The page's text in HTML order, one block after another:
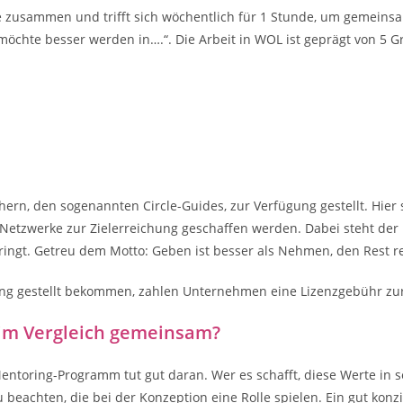
und trifft sich wöchentlich für 1 Stunde, um
besser werden in….“. Die Arbeit in WOL ist geprägt von 5
den sogenannten Circle-Guides, zur Verfügung gestellt.
zur Zielerreichung geschaffen werden. Dabei steht
Getreu dem Motto: Geben ist besser als Nehmen, den Rest
gestellt bekommen, zahlen Unternehmen eine Lizenzgebühr
Vergleich gemeinsam?
Programm tut gut daran. Wer es schafft, diese Werte in
die bei der Konzeption eine Rolle spielen. Ein gut